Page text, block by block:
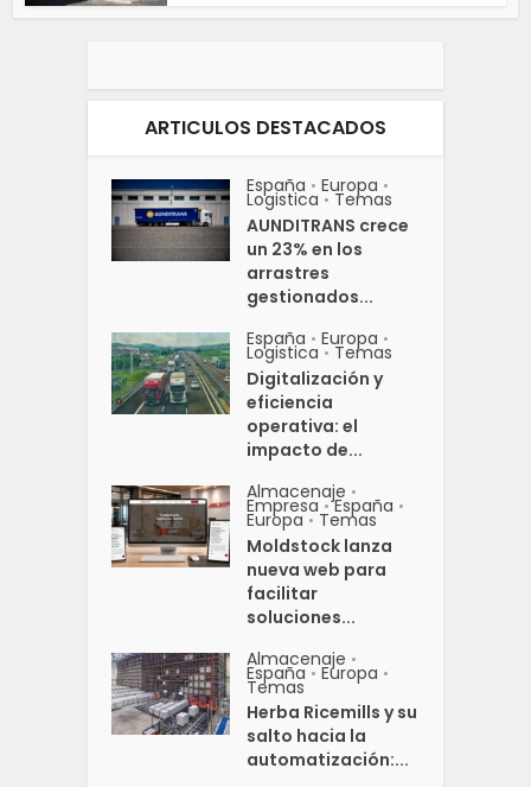
ARTICULOS DESTACADOS
España • Europa •
Logistica • Temas
AUNDITRANS crece
un 23% en los
arrastres
gestionados...
España • Europa •
Logistica • Temas
Digitalización y
eficiencia
operativa: el
impacto de...
Almacenaje •
Empresa • España •
Europa • Temas
Moldstock lanza
nueva web para
facilitar
soluciones...
Almacenaje •
España • Europa •
Temas
Herba Ricemills y su
salto hacia la
automatización:...